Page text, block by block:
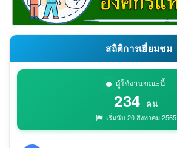
สถิติการเยี่ยมชม
ผู้ใช้งานขณะนี้
234 คน
เริ่มนับ 20 สิงหาคม 2565